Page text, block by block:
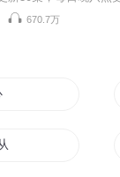
670.7万
零开始